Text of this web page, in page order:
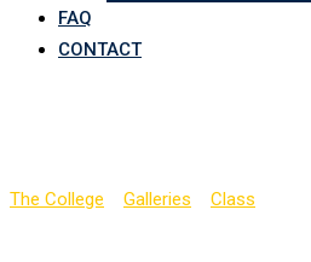
FAQ
CONTACT
The College Galleries Class